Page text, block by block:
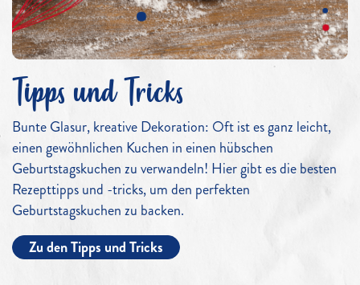
Tipps und Tricks
Bunte Glasur, kreative Dekoration: Oft ist es ganz leicht,
einen gewöhnlichen Kuchen in einen hübschen
Geburtstagskuchen zu verwandeln! Hier gibt es die besten
Rezepttipps und -tricks, um den perfekten
Geburtstagskuchen zu backen.
Zu den Tipps und Tricks